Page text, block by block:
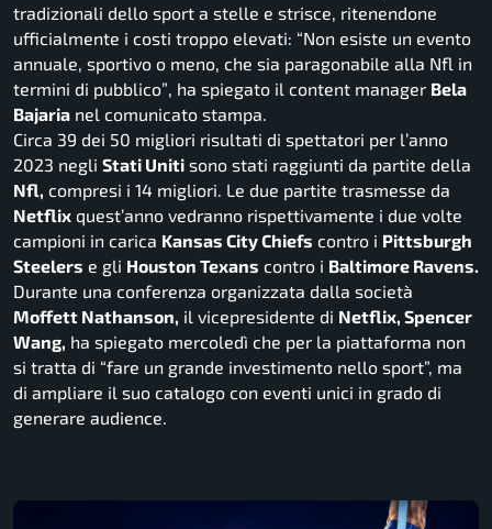
tradizionali dello sport a stelle e strisce, ritenendone
ufficialmente i costi troppo elevati: “Non esiste un evento
annuale, sportivo o meno, che sia paragonabile alla Nfl in
termini di pubblico”, ha spiegato il content manager Bela
Bajaria nel comunicato stampa.
Circa 39 dei 50 migliori risultati di spettatori per l’anno
2023 negli Stati Uniti sono stati raggiunti da partite della
Nfl, compresi i 14 migliori. Le due partite trasmesse da
Netflix quest’anno vedranno rispettivamente i due volte
campioni in carica Kansas City Chiefs contro i Pittsburgh
Steelers e gli Houston Texans contro i Baltimore Ravens.
Durante una conferenza organizzata dalla società
Moffett Nathanson, il vicepresidente di Netflix, Spencer
Wang, ha spiegato mercoledì che per la piattaforma non
si tratta di “fare un grande investimento nello sport”, ma
di ampliare il suo catalogo con eventi unici in grado di
generare audience.